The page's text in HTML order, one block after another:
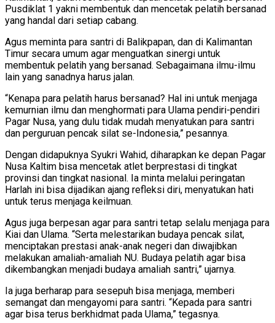
Pusdiklat 1 yakni membentuk dan mencetak pelatih bersanad
yang handal dari setiap cabang.
Agus meminta para santri di Balikpapan, dan di Kalimantan
Timur secara umum agar menguatkan sinergi untuk
membentuk pelatih yang bersanad. Sebagaimana ilmu-ilmu
lain yang sanadnya harus jalan.
“Kenapa para pelatih harus bersanad? Hal ini untuk menjaga
kemurnian ilmu dan menghormati para Ulama pendiri-pendiri
Pagar Nusa, yang dulu tidak mudah menyatukan para santri
dan perguruan pencak silat se-Indonesia,” pesannya.
Dengan didapuknya Syukri Wahid, diharapkan ke depan Pagar
Nusa Kaltim bisa mencetak atlet berprestasi di tingkat
provinsi dan tingkat nasional. Ia minta melalui peringatan
Harlah ini bisa dijadikan ajang refleksi diri, menyatukan hati
untuk terus menjaga keilmuan.
Agus juga berpesan agar para santri tetap selalu menjaga para
Kiai dan Ulama. “Serta melestarikan budaya pencak silat,
menciptakan prestasi anak-anak negeri dan diwajibkan
melakukan amaliah-amaliah NU. Budaya pelatih agar bisa
dikembangkan menjadi budaya amaliah santri,” ujarnya.
Ia juga berharap para sesepuh bisa menjaga, memberi
semangat dan mengayomi para santri. “Kepada para santri
agar bisa terus berkhidmat pada Ulama,” tegasnya.